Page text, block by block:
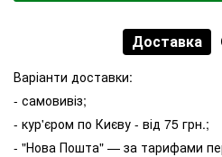
Доставка
Варіанти доставки:
- самовивіз;
- кур'єром по Києву - від 75 грн.;
- "Нова Пошта" — за тарифами